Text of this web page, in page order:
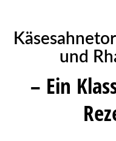
und
– Ein